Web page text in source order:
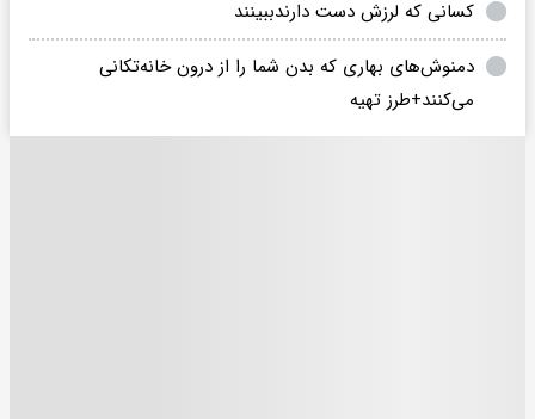
کسانی که لرزش دست دارندببینند
دمنوش‌های بهاری که بدن شما را از درون خانه‌تکانی
می‌کنند+طرز تهیه